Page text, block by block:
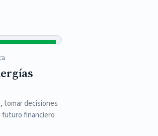
tomar decisiones
futuro financiero